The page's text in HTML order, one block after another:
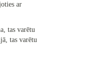
ar
tas varētu
tas varētu